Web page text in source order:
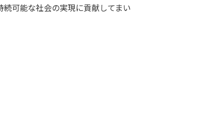
続可能な社会の実現に貢献してまい